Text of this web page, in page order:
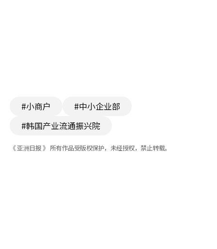
#小商户
#中小企业部
#韩国产业流通振兴院
《 亚洲日报 》 所有作品受版权保护，未经授权，禁止转载。